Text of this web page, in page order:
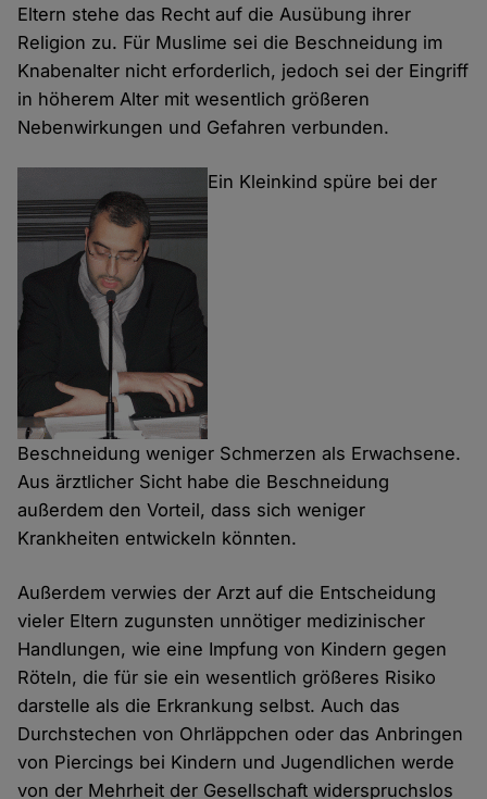
Eltern stehe das Recht auf die Ausübung ihrer
Religion zu. Für Muslime sei die Beschneidung im
Knabenalter nicht erforderlich, jedoch sei der Eingriff
in höherem Alter mit wesentlich größeren
Nebenwirkungen und Gefahren verbunden.
Ein Kleinkind spüre bei der
Beschneidung weniger Schmerzen als Erwachsene.
Aus ärztlicher Sicht habe die Beschneidung
außerdem den Vorteil, dass sich weniger
Krankheiten entwickeln könnten.
Außerdem verwies der Arzt auf die Entscheidung
vieler Eltern zugunsten unnötiger medizinischer
Handlungen, wie eine Impfung von Kindern gegen
Röteln, die für sie ein wesentlich größeres Risiko
darstelle als die Erkrankung selbst. Auch das
Durchstechen von Ohrläppchen oder das Anbringen
von Piercings bei Kindern und Jugendlichen werde
von der Mehrheit der Gesellschaft widerspruchslos